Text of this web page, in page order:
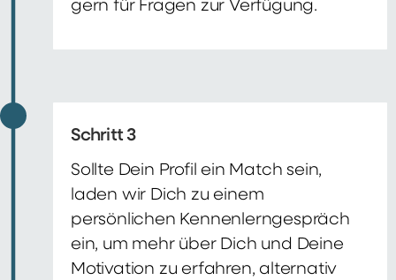
gern für Fragen zur Verfügung.
Schritt 3
Sollte Dein Profil ein Match sein,
laden wir Dich zu einem
persönlichen Kennenlerngespräch
ein, um mehr über Dich und Deine
Motivation zu erfahren, alternativ